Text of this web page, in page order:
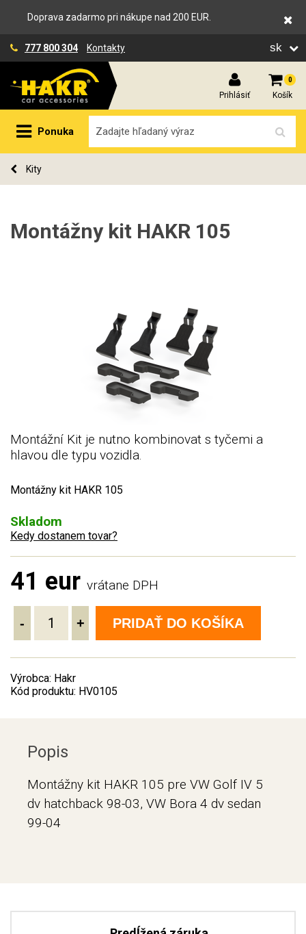
Doprava zadarmo pri nákupe nad 200 EUR.
777 800 304 Kontakty sk
Prihlásiť
0
Košík
Ponuka
Kity
Montážny kit HAKR 105
Montážní Kit je nutno kombinovat s tyčemi a
hlavou dle typu vozidla.
Montážny kit HAKR 105
Skladom
Kedy dostanem tovar?
41 eur vrátane DPH
- + PRIDAŤ DO KOŠÍKA
Výrobca: Hakr
Kód produktu: HV0105
Popis
Montážny kit HAKR 105 pre VW Golf IV 5
dv hatchback 98-03, VW Bora 4 dv sedan
99-04